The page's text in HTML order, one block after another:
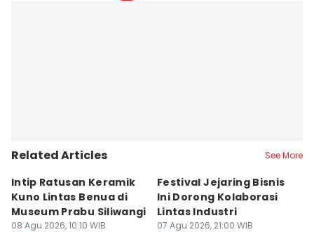
Related Articles See More
Intip Ratusan Keramik
Kuno Lintas Benua di
Museum Prabu Siliwangi
08 Agu 2026, 10:10 WIB
Festival Jejaring Bisnis
Ini Dorong Kolaborasi
Lintas Industri
07 Agu 2026, 21:00 WIB